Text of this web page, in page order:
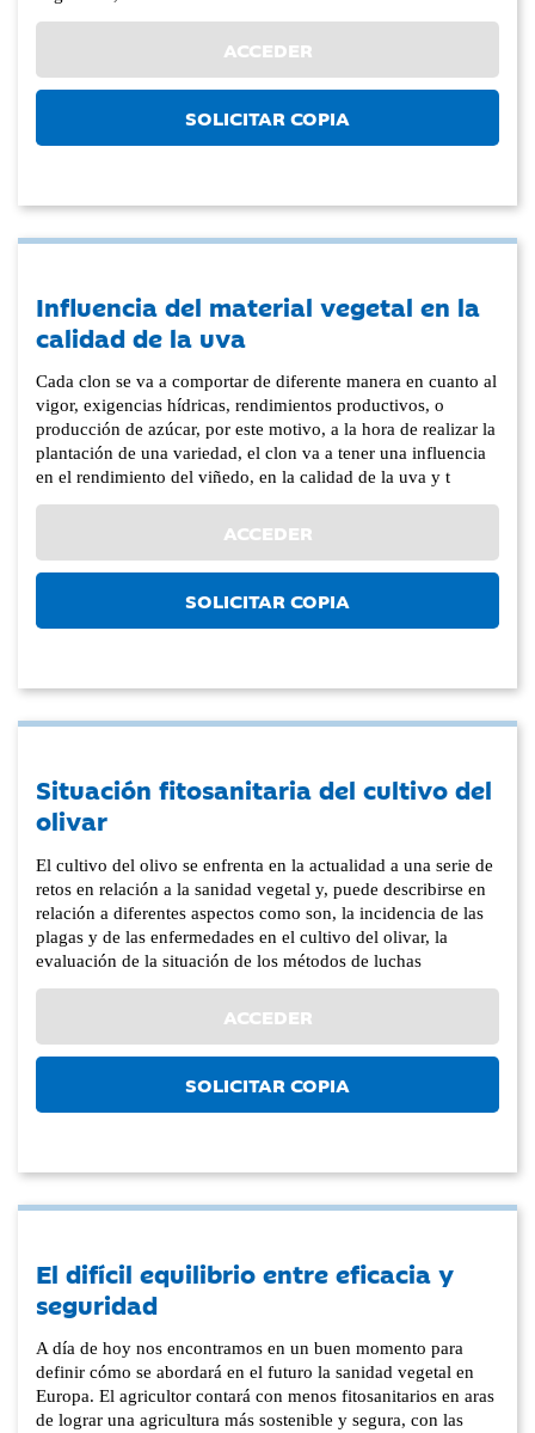
ACCEDER
SOLICITAR COPIA
Influencia del material vegetal en la
calidad de la uva
Cada clon se va a comportar de diferente manera en cuanto al
vigor, exigencias hídricas, rendimientos productivos, o
producción de azúcar, por este motivo, a la hora de realizar la
plantación de una variedad, el clon va a tener una influencia
en el rendimiento del viñedo, en la calidad de la uva y t
ACCEDER
SOLICITAR COPIA
Situación fitosanitaria del cultivo del
olivar
El cultivo del olivo se enfrenta en la actualidad a una serie de
retos en relación a la sanidad vegetal y, puede describirse en
relación a diferentes aspectos como son, la incidencia de las
plagas y de las enfermedades en el cultivo del olivar, la
evaluación de la situación de los métodos de luchas
ACCEDER
SOLICITAR COPIA
El difícil equilibrio entre eficacia y
seguridad
A día de hoy nos encontramos en un buen momento para
definir cómo se abordará en el futuro la sanidad vegetal en
Europa. El agricultor contará con menos fitosanitarios en aras
de lograr una agricultura más sostenible y segura, con las